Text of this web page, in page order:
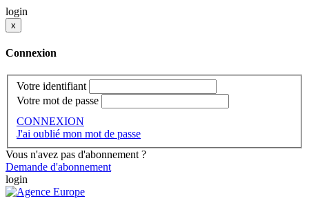
login
x
Connexion
Votre identifiant
Votre mot de passe
CONNEXION
J'ai oublié mon mot de passe
Vous n'avez pas d'abonnement ?
Demande d'abonnement
login